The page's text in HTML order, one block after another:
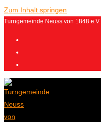
Zum Inhalt springen
Turngemeinde Neuss von 1848 e.V.